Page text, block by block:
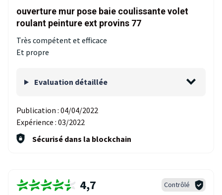
ouverture mur pose baie coulissante volet
roulant peinture ext provins 77
Très compétent et efficace
Et propre
Evaluation détaillée
Publication : 04/04/2022
Expérience : 03/2022
Sécurisé dans la blockchain
4,7 Contrôlé